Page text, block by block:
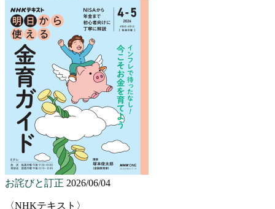
お詫びと訂正 2026/06/04
〈NHKテキスト〉